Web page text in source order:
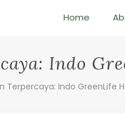
Home
Indo
Terpercaya: Indo GreenLife